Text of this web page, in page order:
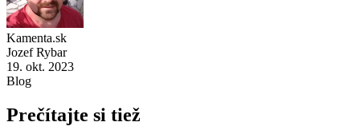
Kamenta.sk
Jozef Rybar
19. okt. 2023
Blog
Prečítajte si tiež